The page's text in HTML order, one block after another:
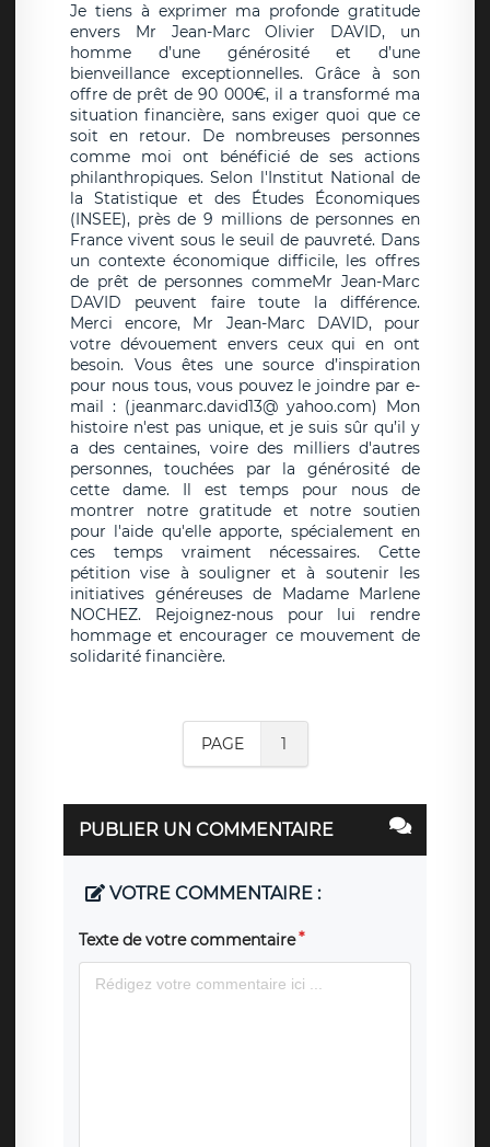
Je tiens à exprimer ma profonde gratitude
envers Mr Jean-Marc Olivier DAVID, un
homme d’une générosité et d’une
bienveillance exceptionnelles. Grâce à son
offre de prêt de 90 000€, il a transformé ma
situation financière, sans exiger quoi que ce
soit en retour. De nombreuses personnes
comme moi ont bénéficié de ses actions
philanthropiques. Selon l'Institut National de
la Statistique et des Études Économiques
(INSEE), près de 9 millions de personnes en
France vivent sous le seuil de pauvreté. Dans
un contexte économique difficile, les offres
de prêt de personnes commeMr Jean-Marc
DAVID peuvent faire toute la différence.
Merci encore, Mr Jean-Marc DAVID, pour
votre dévouement envers ceux qui en ont
besoin. Vous êtes une source d’inspiration
pour nous tous, vous pouvez le joindre par e-
mail : (jeanmarc.david13@ yahoo.com) Mon
histoire n'est pas unique, et je suis sûr qu’il y
a des centaines, voire des milliers d'autres
personnes, touchées par la générosité de
cette dame. Il est temps pour nous de
montrer notre gratitude et notre soutien
pour l'aide qu'elle apporte, spécialement en
ces temps vraiment nécessaires. Cette
pétition vise à souligner et à soutenir les
initiatives généreuses de Madame Marlene
NOCHEZ. Rejoignez-nous pour lui rendre
hommage et encourager ce mouvement de
solidarité financière.
PAGE 1
PUBLIER UN COMMENTAIRE
VOTRE COMMENTAIRE :
Texte de votre commentaire